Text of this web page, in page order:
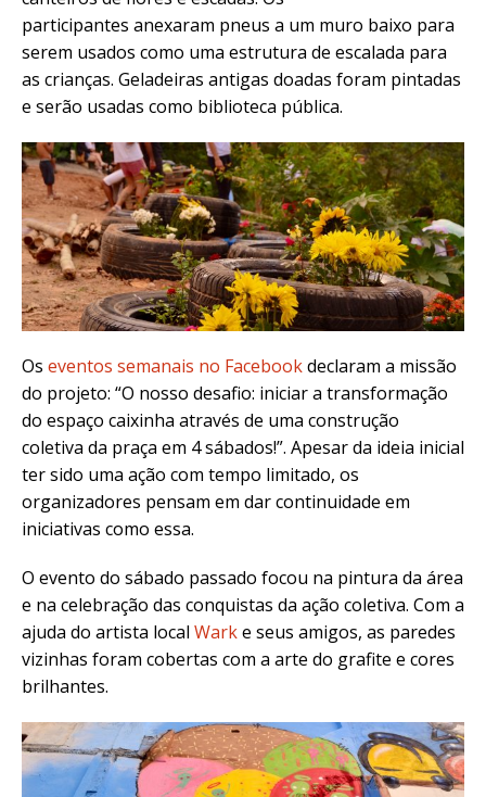
participantes anexaram pneus a um muro baixo para
serem usados como uma estrutura de escalada para
as crianças. Geladeiras antigas doadas foram pintadas
e serão usadas como biblioteca pública.
Os eventos semanais no Facebookdeclaram a missão
do projeto: “O nosso desafio: iniciar a transformação
do espaço caixinha através de uma construção
coletiva da praça em 4 sábados!”. Apesar da ideia inicial
ter sido uma ação com tempo limitado, os
organizadores pensam em dar continuidade em
iniciativas como essa.
O evento do sábado passado focou na pintura da área
e na celebração das conquistas da ação coletiva. Com a
ajuda do artista local Warke seus amigos, as paredes
vizinhas foram cobertas com a arte do grafite e cores
brilhantes.